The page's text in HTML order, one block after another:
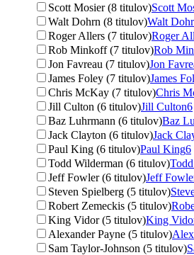
Scott Mosier (8 titulov)Scott
Walt Dohrn (8 titulov)Walt
Roger Allers (7 titulov)Roger
Rob Minkoff (7 titulov)Rob
Jon Favreau (7 titulov)Jon
James Foley (7 titulov)James
Chris McKay (7 titulov)Chris
Jill Culton (6 titulov)Jill Culton6
Baz Luhrmann (6 titulov)Baz
Jack Clayton (6 titulov)Jack
Paul King (6 titulov)Paul King6
Todd Wilderman (6 titulov)
Jeff Fowler (6 titulov)Jeff
Steven Spielberg (5 titulov)
Robert Zemeckis (5 titulov)
King Vidor (5 titulov)King
Alexander Payne (5 titulov)
Sam Taylor-Johnson (5 titulov)